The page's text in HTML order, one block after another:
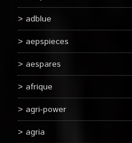
adblue
aepspieces
aespares
afrique
agri-power
agria